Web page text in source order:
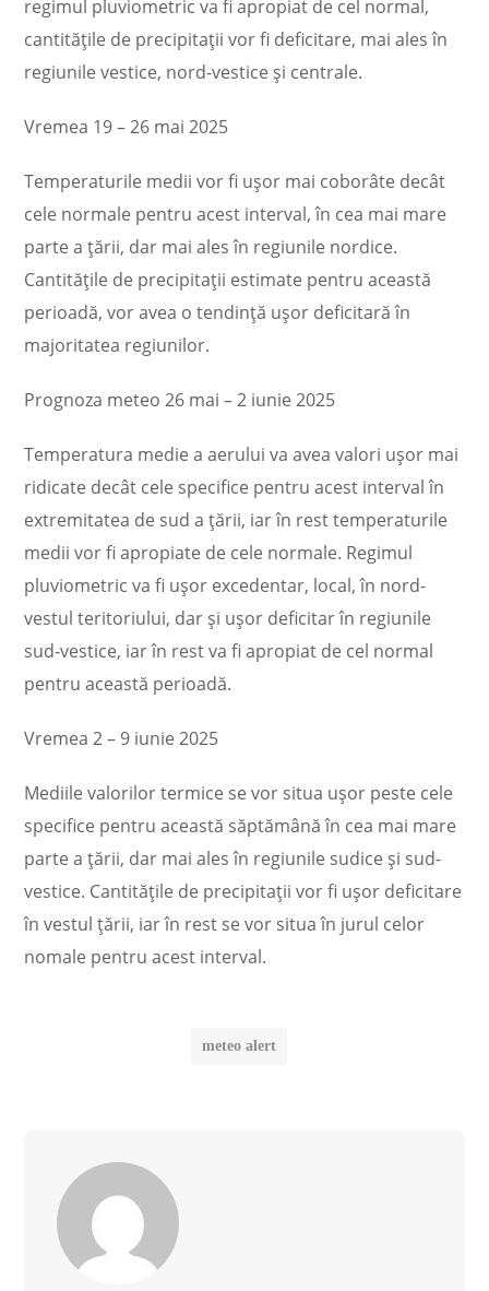
regimul pluviometric va fi apropiat de cel normal,
cantitățile de precipitații vor fi deficitare, mai ales în
regiunile vestice, nord-vestice și centrale.
Vremea 19 – 26 mai 2025
Temperaturile medii vor fi ușor mai coborâte decât
cele normale pentru acest interval, în cea mai mare
parte a țării, dar mai ales în regiunile nordice.
Cantitățile de precipitații estimate pentru această
perioadă, vor avea o tendință ușor deficitară în
majoritatea regiunilor.
Prognoza meteo 26 mai – 2 iunie 2025
Temperatura medie a aerului va avea valori ușor mai
ridicate decât cele specifice pentru acest interval în
extremitatea de sud a țării, iar în rest temperaturile
medii vor fi apropiate de cele normale. Regimul
pluviometric va fi ușor excedentar, local, în nord-
vestul teritoriului, dar și ușor deficitar în regiunile
sud-vestice, iar în rest va fi apropiat de cel normal
pentru această perioadă.
Vremea 2 – 9 iunie 2025
Mediile valorilor termice se vor situa ușor peste cele
specifice pentru această săptămână în cea mai mare
parte a țării, dar mai ales în regiunile sudice și sud-
vestice. Cantitățile de precipitații vor fi ușor deficitare
în vestul țării, iar în rest se vor situa în jurul celor
nomale pentru acest interval.
meteo alert